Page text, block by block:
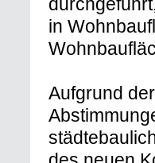
in
Aufgrund